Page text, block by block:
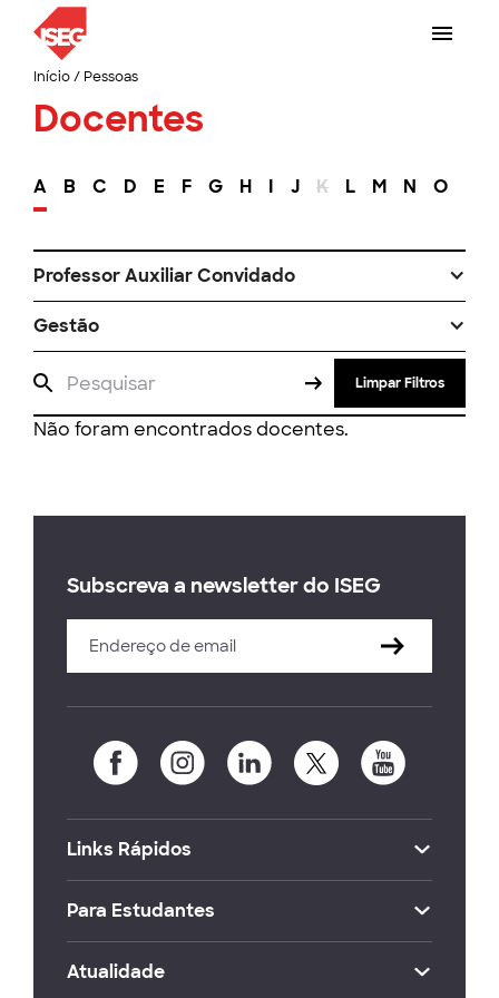
Início/ Pessoas
Docentes
A B C D E F G H I J K L M N O
Professor Auxiliar Convidado
Gestão
Limpar Filtros
Não foram encontrados docentes.
Subscreva a newsletter do ISEG
Links Rápidos
Para Estudantes
Atualidade